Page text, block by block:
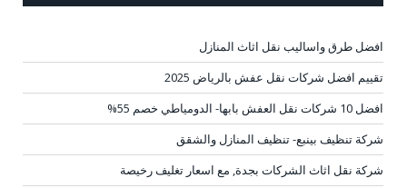
افضل طرق واساليب نقل اثاث المنازل
تقييم افضل شركات نقل عفش بالرياض 2025
افضل 10 شركات نقل العفش بابها- الدومياطي خصم 55%
شركة تنظيف بينبع- تنظيف المنازل والشقق
شركة نقل اثاث الشركات بجدة, مع اسعار تغليف رخيصة